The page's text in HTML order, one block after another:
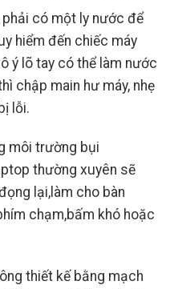
có một ly nước để
hiểm đến chiếc máy
ý lõ tay có thể làm nước
chập main hư máy, nhẹ
lỗi.
môi trường bụi
thường xuyên sẽ
lại,làm cho bàn
chạm,bấm khó hoặc
thiết kế bằng mạch